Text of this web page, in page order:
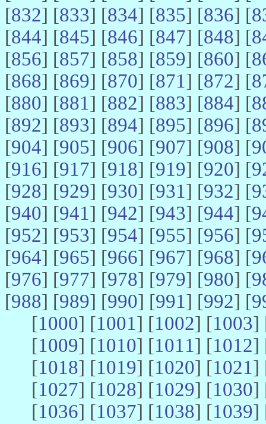
[832] [833] [834] [835] [836] [
[844] [845] [846] [847] [848] [
[856] [857] [858] [859] [860] [
[868] [869] [870] [871] [872] [
[880] [881] [882] [883] [884] [
[892] [893] [894] [895] [896] [
[904] [905] [906] [907] [908] [
[916] [917] [918] [919] [920] [
[928] [929] [930] [931] [932] [
[940] [941] [942] [943] [944] [
[952] [953] [954] [955] [956] [
[964] [965] [966] [967] [968] [
[976] [977] [978] [979] [980] [
[988] [989] [990] [991] [992] [
[1000] [1001] [1002] [1003]
[1009] [1010] [1011] [1012]
[1018] [1019] [1020] [1021]
[1027] [1028] [1029] [1030]
[1036] [1037] [1038] [1039]